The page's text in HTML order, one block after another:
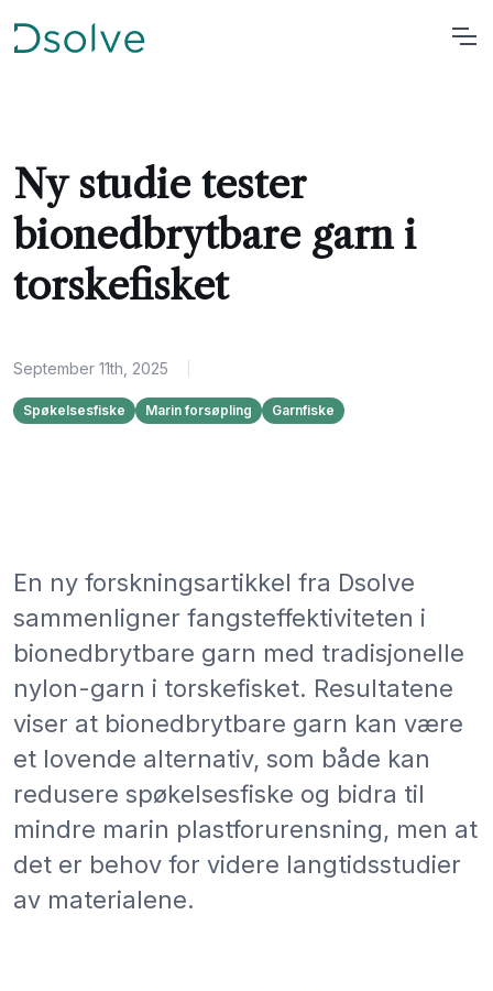
Ny studie tester
bionedbrytbare garn i
torskefisket
September 11th, 2025
Spøkelsesfiske Marin forsøpling Garnfiske
En ny forskningsartikkel fra Dsolve
sammenligner fangsteffektiviteten i
bionedbrytbare garn med tradisjonelle
nylon-garn i torskefisket. Resultatene
viser at bionedbrytbare garn kan være
et lovende alternativ, som både kan
redusere spøkelsesfiske og bidra til
mindre marin plastforurensning, men at
det er behov for videre langtidsstudier
av materialene.